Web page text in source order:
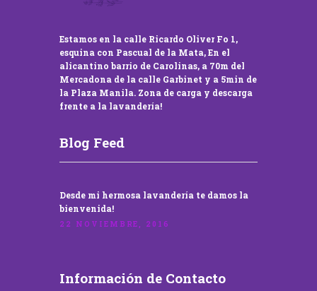
Estamos en la calle Ricardo Oliver Fo 1,
esquina con Pascual de la Mata, En el
alicantino barrio de Carolinas, a 70m del
Mercadona de la calle Garbinet y a 5min de
la Plaza Manila. Zona de carga y descarga
frente a la lavandería!
Blog Feed
Desde mi hermosa lavandería te damos la
bienvenida!
22 NOVIEMBRE, 2016
Información de Contacto